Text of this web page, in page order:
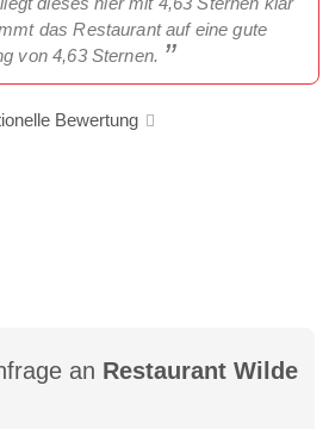
das Restaurant auf eine gute
von 4,63 Sternen.
Bewertung
an Restaurant Wilde